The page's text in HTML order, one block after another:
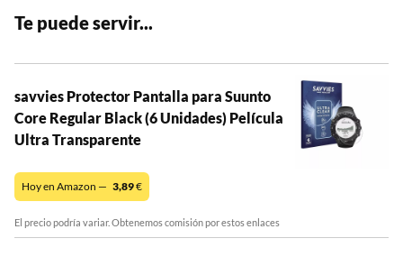
Te puede servir...
savvies Protector Pantalla para Suunto
Core Regular Black (6 Unidades) Película
Ultra Transparente
Hoy en Amazon — 3,89€
El precio podría variar. Obtenemos comisión por estos enlaces